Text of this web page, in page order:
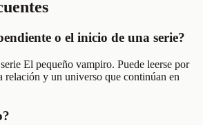
o el inicio de una serie?
El pequeño vampiro. Puede leerse por
relación y un universo que continúan en